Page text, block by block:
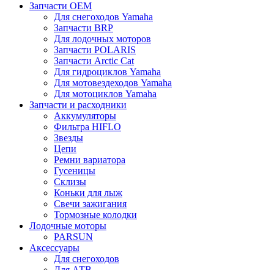
Запчасти OEM
Для снегоходов Yamaha
Запчасти BRP
Для лодочных моторов
Запчасти POLARIS
Запчасти Arctic Cat
Для гидроциклов Yamaha
Для мотовездеходов Yamaha
Для мотоциклов Yamaha
Запчасти и расходники
Аккумуляторы
Фильтра HIFLO
Звезды
Цепи
Ремни вариатора
Гусеницы
Склизы
Коньки для лыж
Свечи зажигания
Тормозные колодки
Лодочные моторы
PARSUN
Аксессуары
Для снегоходов